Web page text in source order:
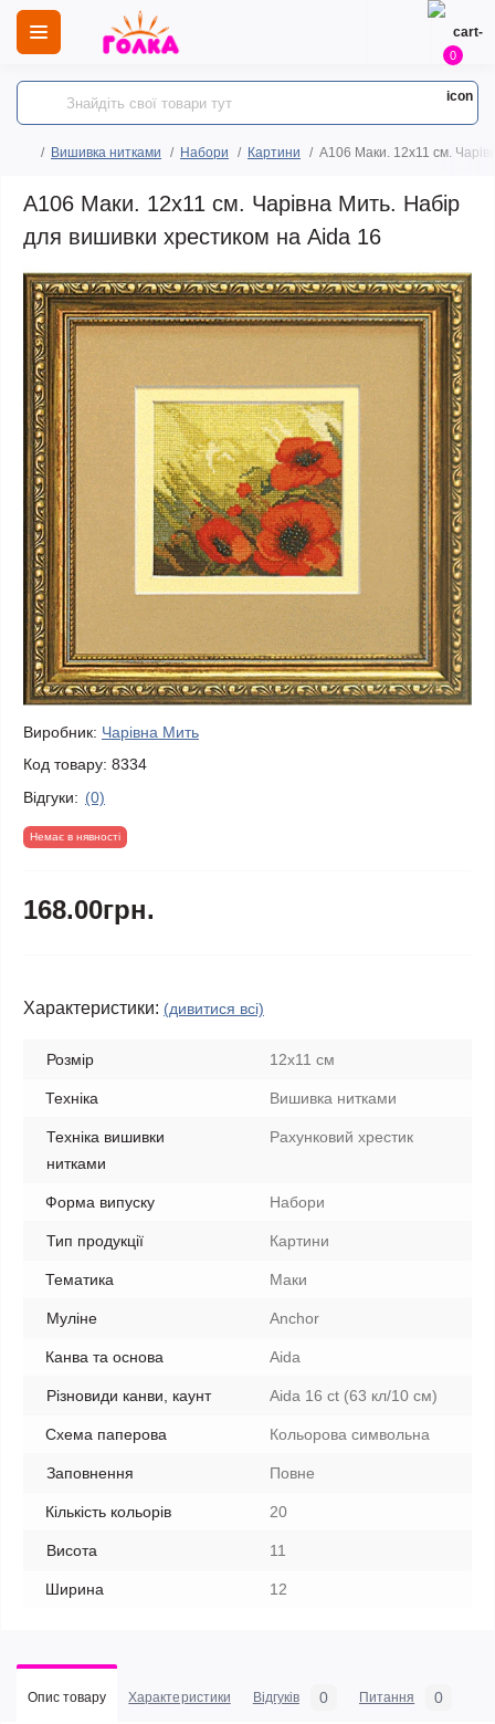
0
Вишивка нитками Набори Картини А106 Маки. 12x11 см.
А106 Маки. 12x11 см. Чарівна Мить. Набір
для вишивки хрестиком на Aida 16
Виробник: Чарівна Мить
Код товару: 8334
Відгуки: (0)
Немає в нявності
168.00грн.
Характеристики: (дивитися всі)
Розмір 12x11 см
Техніка Вишивка нитками
Техніка вишивки
нитками
Рахунковий хрестик
Форма випуску Набори
Тип продукції Картини
Тематика Маки
Муліне Anchor
Канва та основа Aida
Різновиди канви, каунт Aida 16 ct (63 кл/10 см)
Схема паперова Кольорова символьна
Заповнення Повне
Кількість кольорів 20
Висота 11
Ширина 12
Опис товару Характеристики Відгуків 0 Питання 0